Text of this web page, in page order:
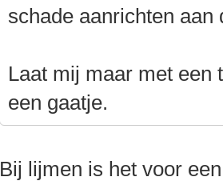
schade aanrichten aan
Laat mij maar met een
een gaatje.
Bij lijmen is het voor